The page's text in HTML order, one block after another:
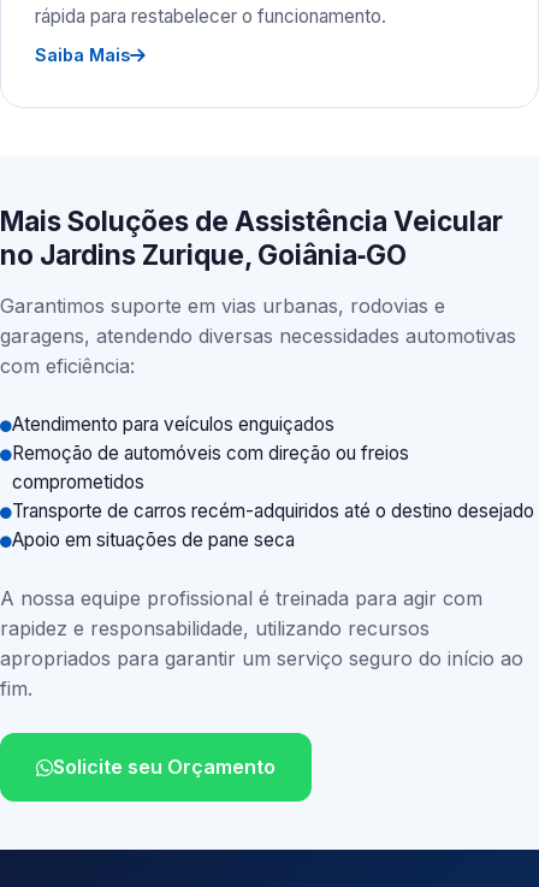
rápida para restabelecer o funcionamento.
Saiba Mais
Mais Soluções de Assistência Veicular
no Jardins Zurique, Goiânia‑GO
Garantimos suporte em vias urbanas, rodovias e
garagens, atendendo diversas necessidades automotivas
com eficiência:
Atendimento para veículos enguiçados
Remoção de automóveis com direção ou freios
comprometidos
Transporte de carros recém-adquiridos até o destino desejado
Apoio em situações de pane seca
A nossa equipe profissional é treinada para agir com
rapidez e responsabilidade, utilizando recursos
apropriados para garantir um serviço seguro do início ao
fim.
Solicite seu Orçamento